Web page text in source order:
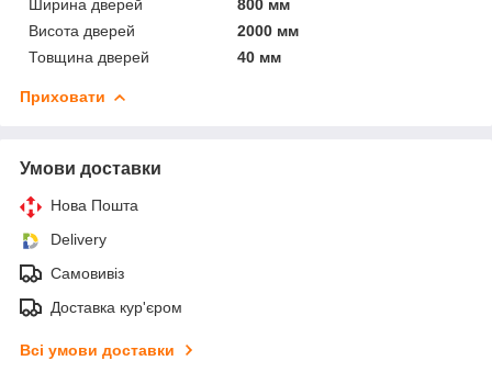
Ширина дверей
800 мм
Висота дверей
2000 мм
Товщина дверей
40 мм
Приховати
Умови доставки
Нова Пошта
Delivery
Самовивіз
Доставка кур'єром
Всі умови доставки